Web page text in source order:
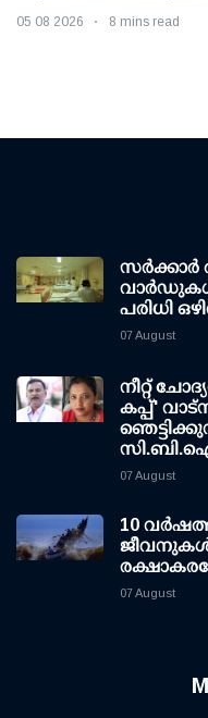
05 08 2026 8 mins read
സര്‍ക്കാര്‍
വാര്‍ഡുകള്‍
പരിധി
07 August
നീറ്റ്
കപ്പ്'
07 August
10
ജീവനുകള്‍;
07 August